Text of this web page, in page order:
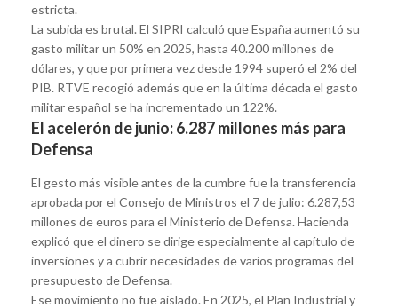
estricta.
La subida es brutal. El SIPRI calculó que España aumentó su
gasto militar un 50% en 2025, hasta 40.200 millones de
dólares, y que por primera vez desde 1994 superó el 2% del
PIB. RTVE recogió además que en la última década el gasto
militar español se ha incrementado un 122%.
El acelerón de junio: 6.287 millones más para
Defensa
El gesto más visible antes de la cumbre fue la transferencia
aprobada por el Consejo de Ministros el 7 de julio: 6.287,53
millones de euros para el Ministerio de Defensa. Hacienda
explicó que el dinero se dirige especialmente al capítulo de
inversiones y a cubrir necesidades de varios programas del
presupuesto de Defensa.
Ese movimiento no fue aislado. En 2025, el Plan Industrial y